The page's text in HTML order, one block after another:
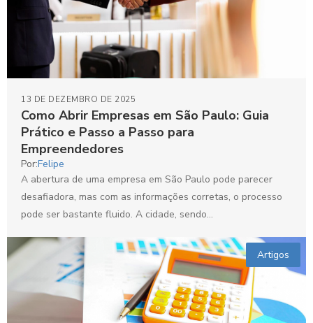
Como Abrir Empresas em São Paulo: Guia
Prático e Passo a Passo para
Empreendedores
13 DE DEZEMBRO DE 2025
Por:Felipe
A abertura de uma empresa em São Paulo pode parecer
desafiadora, mas com as informações corretas, o processo
pode ser bastante fluido. A cidade, sendo...
Artigos